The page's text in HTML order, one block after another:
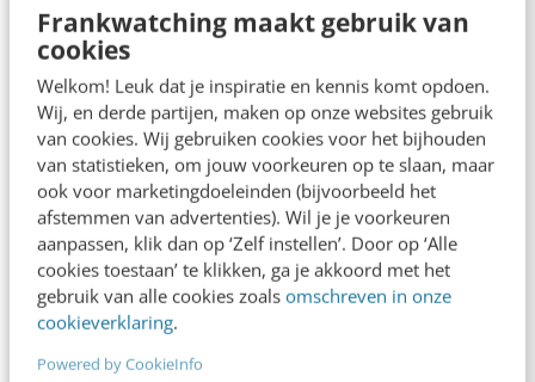
Frankwatching maakt gebruik van
cookies
Welkom! Leuk dat je inspiratie en kennis komt opdoen.
Wij, en derde partijen, maken op onze websites gebruik
van cookies. Wij gebruiken cookies voor het bijhouden
van statistieken, om jouw voorkeuren op te slaan, maar
ook voor marketingdoeleinden (bijvoorbeeld het
afstemmen van advertenties). Wil je je voorkeuren
aanpassen, klik dan op ‘Zelf instellen’. Door op ‘Alle
cookies toestaan’ te klikken, ga je akkoord met het
gebruik van alle cookies zoals omschreven in onze
cookieverklaring.
Powered by CookieInfo
gebruikerswaarde belangrijk zijn.
Daarnaast blijkt uit analyses van grote uitgevers
dat visuele kwaliteit een grote rol speelt.
Grote, scherpe afbeeldingen trekken meer
aandacht in de feed. Google bevestigt dit
indirect door aan te geven dat afbeeldingen van
minimaal 1200 pixels breed worden
aanbevolen voor Discover. Of eigen fotografie
aantoonbaar beter presteert dan stock, is niet